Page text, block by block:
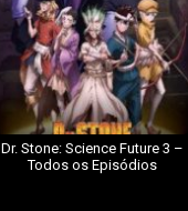
Dr. Stone: Science Future 3 –
Todos os Episódios